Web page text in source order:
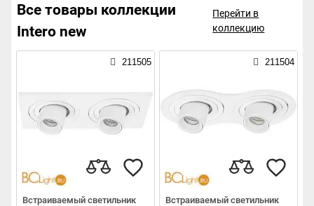
Все товары коллекции
Intero new
Перейти в
коллекцию
211505
Встраиваемый светильник
211504
Встраиваемый светильник